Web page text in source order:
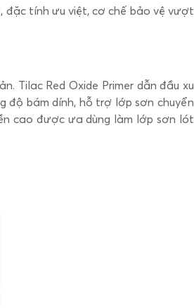
đặc tính ưu việt, cơ chế bảo vệ vượt
Tilac Red Oxide Primer dẫn đầu xu
độ bám dính, hỗ trợ lớp sơn chuyển
cao được ưa dùng làm lớp sơn lót